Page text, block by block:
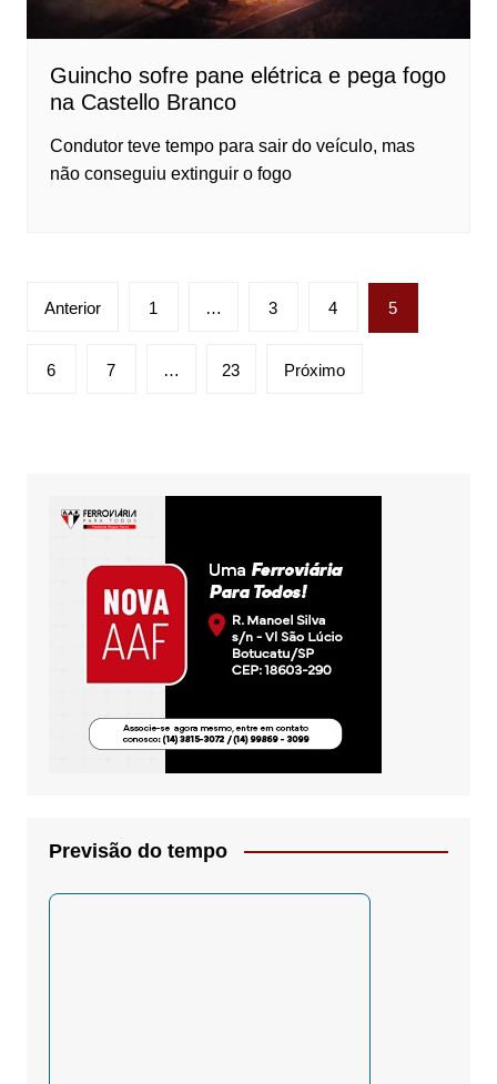
Guincho sofre pane elétrica e pega fogo
na Castello Branco
Condutor teve tempo para sair do veículo, mas
não conseguiu extinguir o fogo
Paginação
posts
Anterior 1 … 3 4 5
6 7 … 23 Próximo
Previsão do tempo